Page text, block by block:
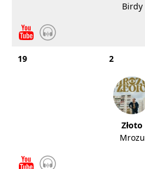
Birdy
19 2
Złoto
Mrozu